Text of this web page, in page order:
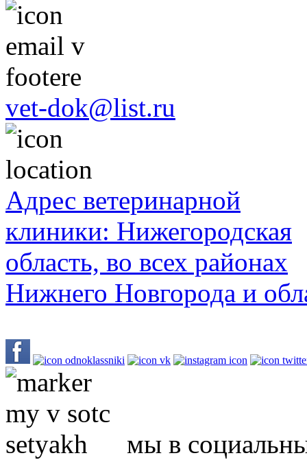
vet-dok@list.ru
Адрес ветеринарной
клиники: Нижегородская
область, во всех районах
Нижнего Новгорода и
мы в